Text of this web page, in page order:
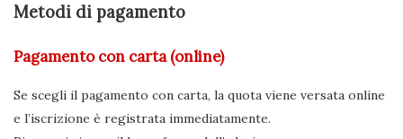
Metodi di pagamento
Pagamento con carta (online)
Se scegli il pagamento con carta, la quota viene versata online
e l’iscrizione è registrata immediatamente.